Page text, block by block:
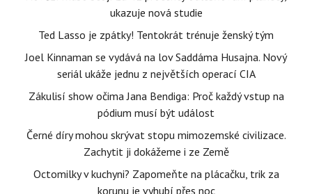
ukazuje nová studie
Ted Lasso je zpátky! Tentokrát trénuje ženský tým
Joel Kinnaman se vydává na lov Saddáma Husajna. Nový
seriál ukáže jednu z největších operací CIA
Zákulisí show očima Jana Bendiga: Proč každý vstup na
pódium musí být událost
Černé díry mohou skrývat stopu mimozemské civilizace.
Zachytit ji dokážeme i ze Země
Octomilky v kuchyni? Zapomeňte na plácačku, trik za
korunu je vyhubí přes noc